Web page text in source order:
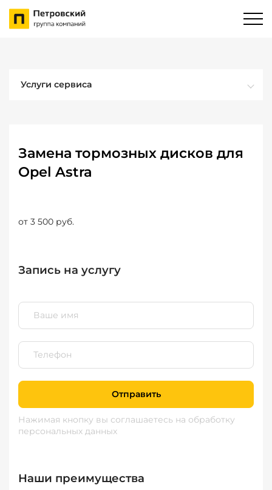
Услуги сервиса
Замена тормозных дисков для
Opel Astra
от 3 500 руб.
Запись на услугу
Отправить
Нажимая кнопку вы соглашаетесь на обработку
персональных данных
Наши преимущества